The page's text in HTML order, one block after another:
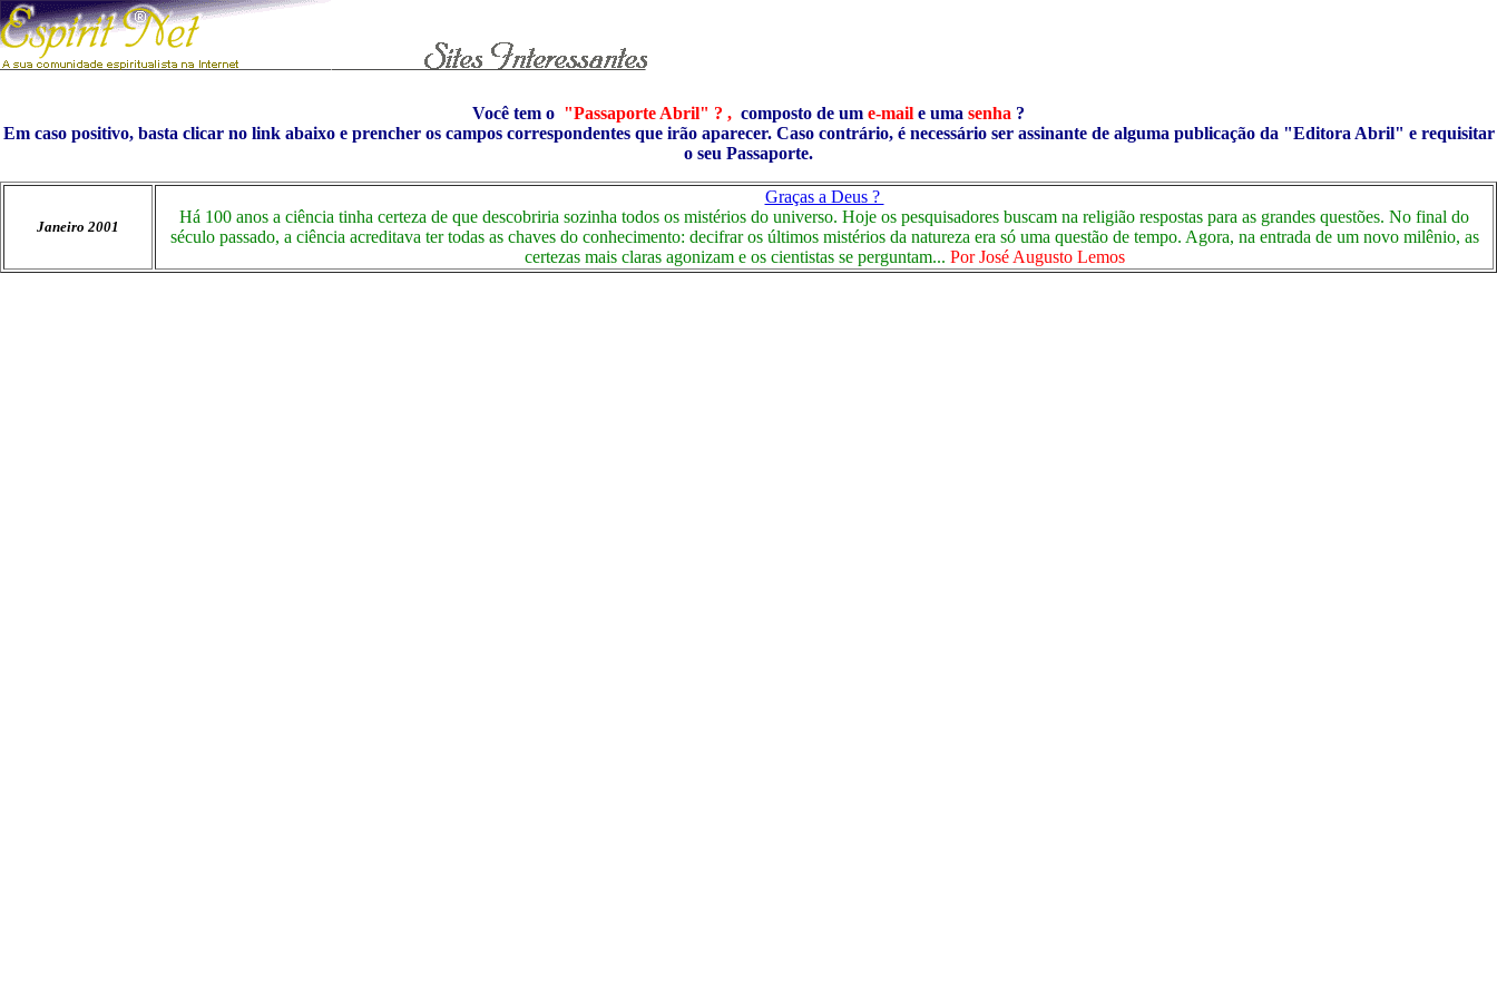
Você tem o "Passaporte Abril" ? , composto de um e-mail e uma senha ?
Em caso positivo, basta clicar no link abaixo e prencher os campos correspondentes que irão aparecer. Caso contrário, é necessário ser assinante de alguma publicação da "Editora Abril" e requisitar
o seu Passaporte.
Janeiro 2001
Graças a Deus ?
Há 100 anos a ciência tinha certeza de que descobriria sozinha todos os mistérios do universo. Hoje os pesquisadores buscam na religião respostas para as grandes questões. No final do
século passado, a ciência acreditava ter todas as chaves do conhecimento: decifrar os últimos mistérios da natureza era só uma questão de tempo. Agora, na entrada de um novo milênio, as
certezas mais claras agonizam e os cientistas se perguntam... Por José Augusto Lemos